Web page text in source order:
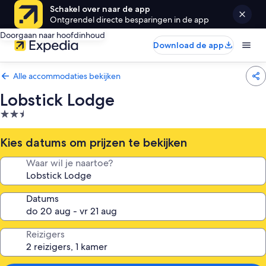
Schakel over naar de app
Ontgrendel directe besparingen in de app
Doorgaan naar hoofdinhoud
Download de app
Alle accommodaties bekijken
Lobstick Lodge
2.5-
sterrenaccommodatie
Kies datums om prijzen te bekijken
Waar wil je naartoe?
Datums
Reizigers